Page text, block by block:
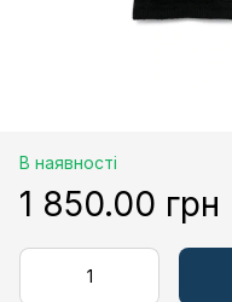
В наявності
1 850.00 грн